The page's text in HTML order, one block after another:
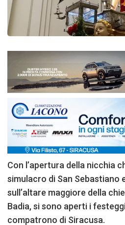
Con l’apertura della nicchia
simulacro di San Sebastiano
sull’altare maggiore della
Badia, si sono aperti i
compatrono di Siracusa.